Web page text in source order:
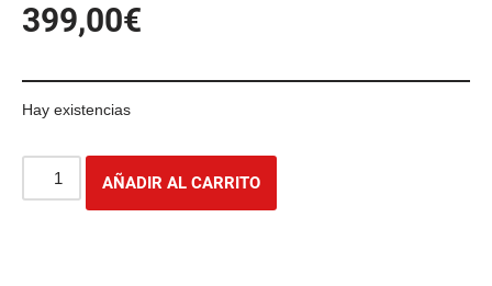
399,00€
Hay existencias
AÑADIR AL CARRITO